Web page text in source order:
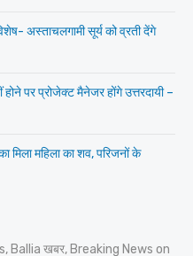
अस्ताचलगामी सूर्य को व्रती देंगे
होने पर प्रोजेक्ट मैनेजर होंगे उत्तरदायी –
मिला महिला का शव, परिजनों के
Ballia खबर, Breaking News on